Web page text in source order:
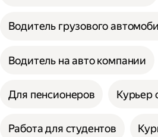
Водитель грузового
Водитель на авто компании
Для пенсионеров Курьер
Работа для студентов